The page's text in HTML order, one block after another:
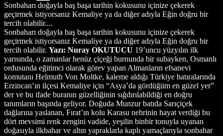
Sonbaharı doğayla baş başa tarihin kokusunu içinize çekerek
geçirmek istiyorsanız Kemaliye ya da diğer adıyla Eğin doğru bir
tercih olabilir....
Sonbaharı doğayla baş başa tarihin kokusunu içinize çekerek
geçirmek istiyorsanız Kemaliye ya da diğer adıyla Eğin doğru bir
tercih olabilir. Yazı: Nuray OKUTUCU 19’uncu yüzyılın ilk
yarısında, o zamanlar henüz çiçeği burnunda bir subayken, Osmanlı
ordusunda eğitimci olarak görev yapan Almanların efsanevi
komutanı Helmuth Von Moltke, kaleme aldığı Türkiye hatıralarında
Erzincan’ın ilçesi Kemaliye için “Asya’da gördüğüm en güzel yer”
der ve bu ifade buranın güzelliğinin sığdırılabildiği en doğru
tanımların başında geliyor. Doğuda Munzur batıda Sarıçiçek
dağlarına yaslanan, Fırat’ın kolu Karasu nehrinin hayat verdiği bu
dört mevsimi renk zengini vadide, yeşilin binbir tonuyla uyanan
doğasıyla ilkbahar ve altın yapraklarla kaplı yamaçlarıyla sonbahar